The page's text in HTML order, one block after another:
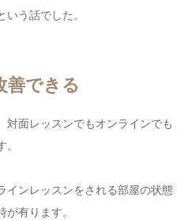
う話でした。
善できる
対面レッスンでもオンラインでも
インレッスンをされる部屋の状態
有ります。